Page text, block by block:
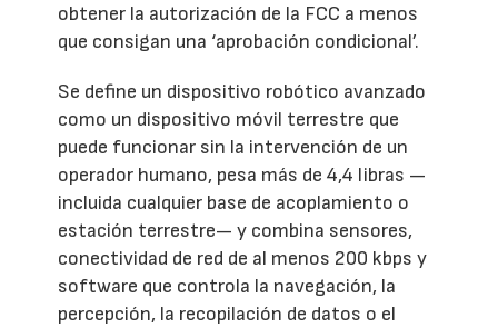
obtener la autorización de la FCC a menos
que consigan una ‘aprobación condicional’.
Se define un dispositivo robótico avanzado
como un dispositivo móvil terrestre que
puede funcionar sin la intervención de un
operador humano, pesa más de 4,4 libras —
incluida cualquier base de acoplamiento o
estación terrestre— y combina sensores,
conectividad de red de al menos 200 kbps y
software que controla la navegación, la
percepción, la recopilación de datos o el